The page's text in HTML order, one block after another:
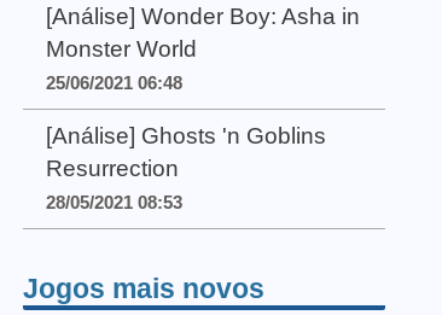
[Análise] Wonder Boy: Asha in
Monster World
25/06/2021 06:48
[Análise] Ghosts 'n Goblins
Resurrection
28/05/2021 08:53
Jogos mais novos